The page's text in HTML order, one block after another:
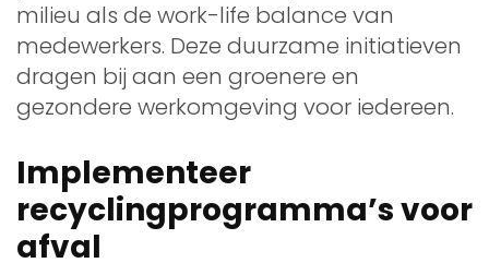
milieu als de work-life balance van
medewerkers. Deze duurzame initiatieven
dragen bij aan een groenere en
gezondere werkomgeving voor iedereen.
Implementeer
recyclingprogramma’s voor
afval